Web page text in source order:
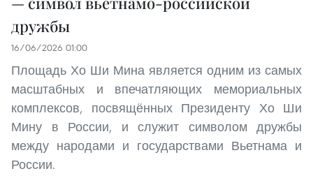
дружбы
16/06/2026 01:00
Площадь Хо Ши Мина является одним из самых
масштабных и впечатляющих мемориальных
комплексов, посвящённых Президенту Хо Ши
Мину в России, и служит символом дружбы
между народами и государствами Вьетнама и
России.